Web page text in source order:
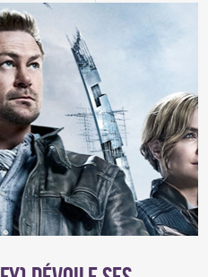
dans un making-of